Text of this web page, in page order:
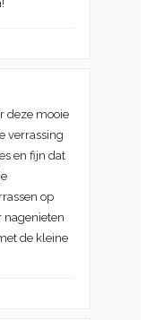
deze mooie
verrassing
en fijn dat
op
nagenieten
de kleine